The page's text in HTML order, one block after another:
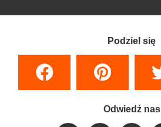
Podziel się
Odwiedź nas